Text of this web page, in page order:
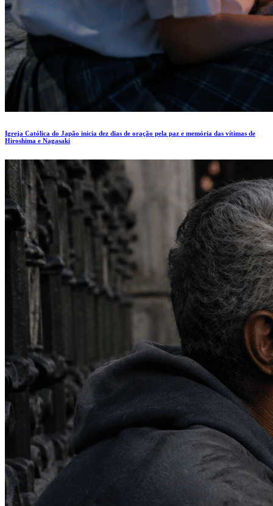
Igreja Católica do Japão inicia dez dias de oração pela paz e memória das vítimas de
Hiroshima e Nagasaki